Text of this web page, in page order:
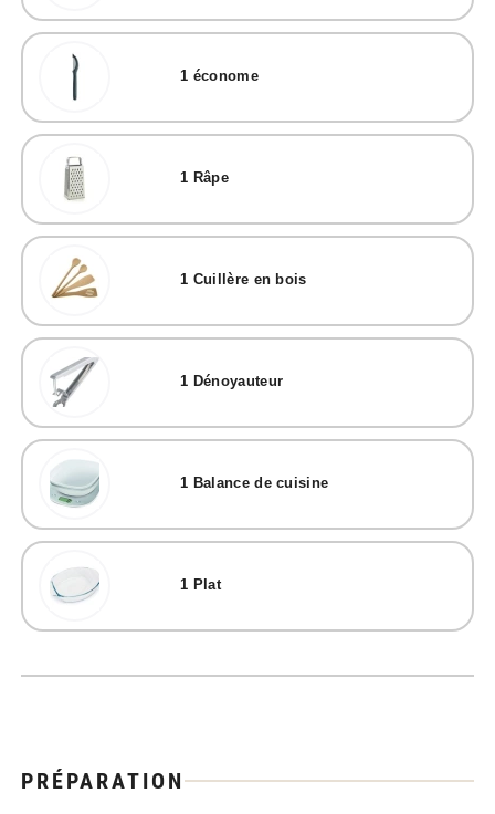
1 économe
1 Râpe
1 Cuillère en bois
1 Dénoyauteur
1 Balance de cuisine
1 Plat
PRÉPARATION